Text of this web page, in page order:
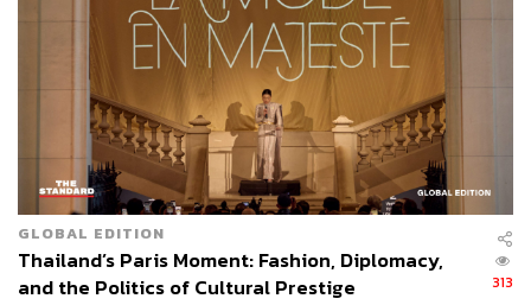
จากการเยี่ยมชมนิทรรศการของผู้เขียนและรับฟังคำบรรยาย
ของเจ้าหน้าที่เมื่อวันที่ 2 กุมภาพันธ์ 2561 ทำให้ทราบว่า
ปัจจุบันตู้ญี่ปุ่น 3 ใบ อยู่ที่พิพิธภัณฑ์
ในฝรั่งเศส กาน้ำชาเงินจีน 1 ใบ จากทั้งหมด 4 ใบ ตกเป็น
สมบัติส่วนบุคคล และปืนใหญ่ฉลุลายเงินดุนนูน 1 กระบอก
GLOBAL EDITION
Thailand’s Paris Moment: Fashion, Diplomacy,
and the Politics of Cultural Prestige
313